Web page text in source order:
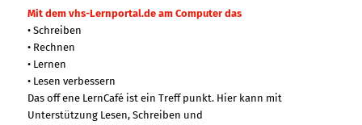
Mit dem vhs-Lernportal.de am Computer das
• Schreiben
• Rechnen
• Lernen
• Lesen verbessern
Das off ene LernCafé ist ein Treff punkt. Hier kann mit
Unterstützung Lesen, Schreiben und